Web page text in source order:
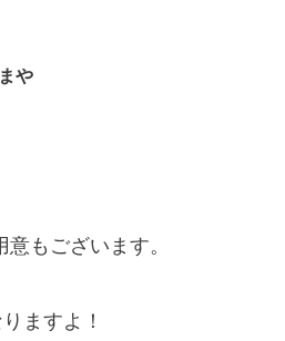
や
もございます。
りますよ！